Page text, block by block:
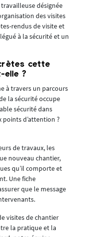
désignée
des visites
rendus de visite et
à la sécurité et un
cette
?
à travers un parcours
la sécurité occupe
sécurité dans
points d’attention ?
de travaux, les
nouveau chantier,
qu’il comporte et
Une fiche
que le message
visites de chantier
la pratique et la